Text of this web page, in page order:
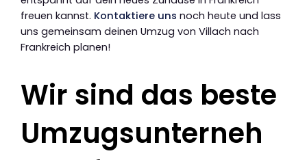
freuen kannst. Kontaktiere uns noch heute und lass
uns gemeinsam deinen Umzug von Villach nach
Frankreich planen!
Wir sind das beste
Umzugsunterneh